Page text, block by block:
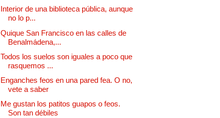
Interior de una biblioteca pública, aunque
no lo p...
Quique San Francisco en las calles de
Benalmádena,...
Todos los suelos son iguales a poco que
rasquemos ...
Enganches feos en una pared fea. O no,
vete a saber
Me gustan los patitos guapos o feos.
Son tan débiles